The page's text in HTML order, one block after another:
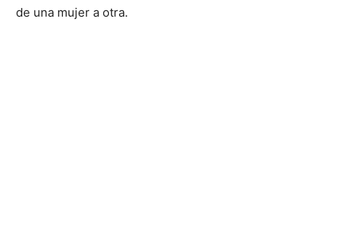
de una mujer a otra.